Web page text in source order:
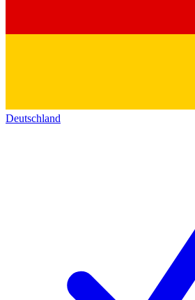
Deutschland